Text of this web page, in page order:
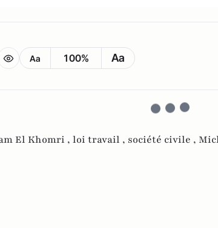
Aa 100% Aa
El Khomri , loi travail , société civile ,